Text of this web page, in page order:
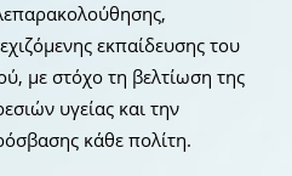
εκπαίδευσης του
με στόχο τη βελτίωση της
υγείας και την
κάθε πολίτη.